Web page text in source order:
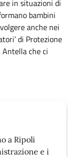
in situazioni di
bambini
anche nei
di Protezione
che ci
a Ripoli
e i